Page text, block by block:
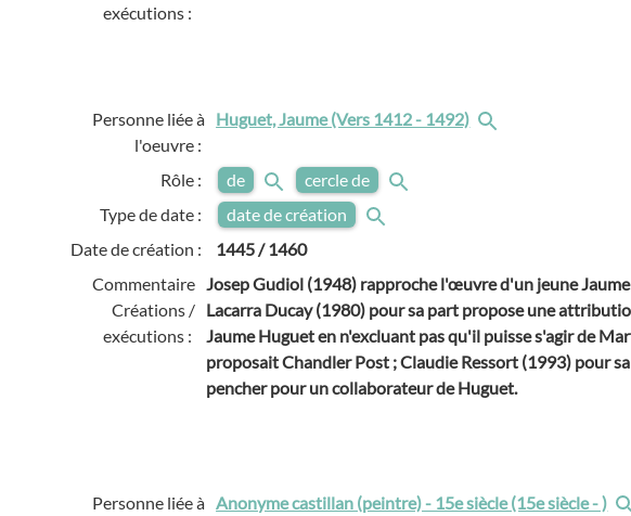
exécutions :
Personne liée à
l'oeuvre :
Huguet, Jaume (Vers 1412 - 1492)
Rôle : de
cercle de
Type de date :
date de création
Date de création :
1445 / 1460
Commentaire
Créations /
exécutions :
Josep Gudiol (1948) rapproche l'œuvre d'un jeune
Lacarra Ducay (1980) pour sa part propose une
Jaume Huguet en n'excluant pas qu'il puisse s'agir de
proposait Chandler Post ; Claudie Ressort (1993) pour
pencher pour un collaborateur de Huguet.
Personne liée à Anonyme castillan (peintre) - 15e siècle (15e siècle - )